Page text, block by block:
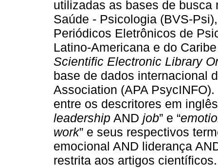
utilizadas as bases de
Saúde - Psicologia (BVS-
Periódicos Eletrônicos de
Latino-Americana e do
Scientific Electronic Library
base de dados internacional
Association (APA
entre os descritores em inglês
leadership AND job” e “
work” e seus respectivos
emocional AND liderança
restrita aos artigos científicos.